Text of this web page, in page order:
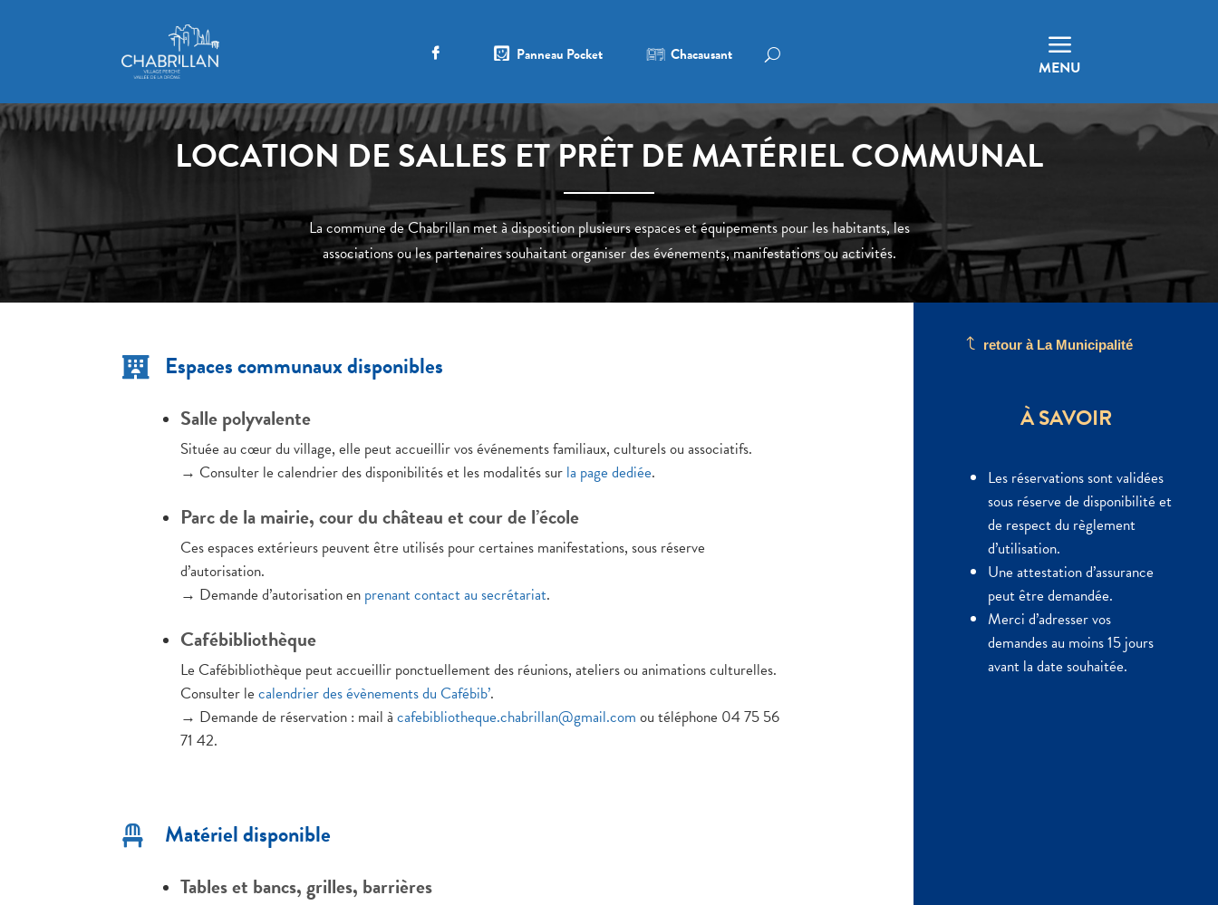
Panneau Pocket Chacausant a
MENU
LOCATION DE SALLES ET PRÊT DE MATÉRIEL COMMUNAL
La commune de Chabrillan met à disposition plusieurs espaces et équipements pour les habitants, les
associations ou les partenaires souhaitant organiser des événements, manifestations ou activités.
 Espaces communaux disponibles
Salle polyvalente
Située au cœur du village, elle peut accueillir vos événements familiaux, culturels ou associatifs.
→ Consulter le calendrier des disponibilités et les modalités sur la page dediée.
Parc de la mairie, cour du château et cour de l’école
Ces espaces extérieurs peuvent être utilisés pour certaines manifestations, sous réserve
d’autorisation.
→ Demande d’autorisation en prenant contact au secrétariat.
Cafébibliothèque
Le Cafébibliothèque peut accueillir ponctuellement des réunions, ateliers ou animations culturelles.
Consulter le calendrier des évènements du Cafébib’.
→ Demande de réservation : mail à cafebibliotheque.chabrillan@gmail.com ou téléphone 04 75 56
71 42.
 Matériel disponible
Tables et bancs, grilles, barrières
J retour à La Municipalité
À SAVOIR
Les réservations sont validées
sous réserve de disponibilité et
de respect du règlement
d’utilisation.
Une attestation d’assurance
peut être demandée.
Merci d’adresser vos
demandes au moins 15 jours
avant la date souhaitée.